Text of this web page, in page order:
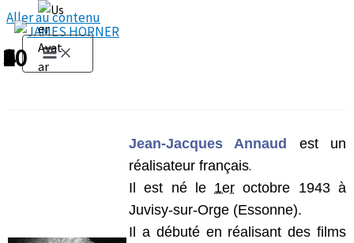
Aller au contenu
Jean-Jacques Annaud est un
réalisateur français.
Il est né le 1er octobre 1943 à
Juvisy-sur-Orge (Essonne).
Il a débuté en réalisant des films
1
2
3
4
5
6
7
8
9
10